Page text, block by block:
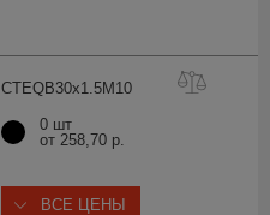
CTEQB30x1.5M 10
0 шт
от 258,70 р.
ВСЕ ЦЕНЫ